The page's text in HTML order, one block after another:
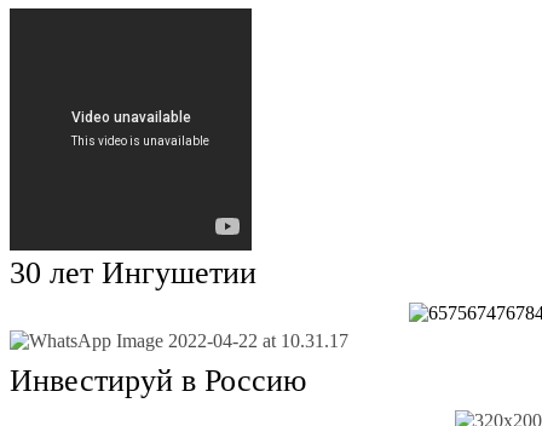
30 лет Ингушетии
Инвестируй в Россию